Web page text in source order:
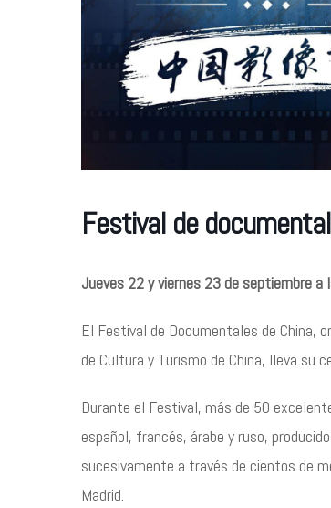
Festival de
Jueves 22 y viernes 23 de septiembre a
El Festival de Documentales de China,
de Cultura y Turismo de China, lleva su
Durante el Festival, más de 50
español, francés, árabe y ruso,
sucesivamente a través de cientos de
Madrid.